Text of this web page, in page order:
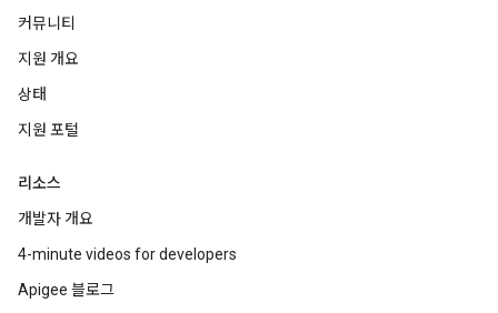
커뮤니티
지원 개요
상태
지원 포털
리소스
개발자 개요
4-minute videos for developers
Apigee 블로그